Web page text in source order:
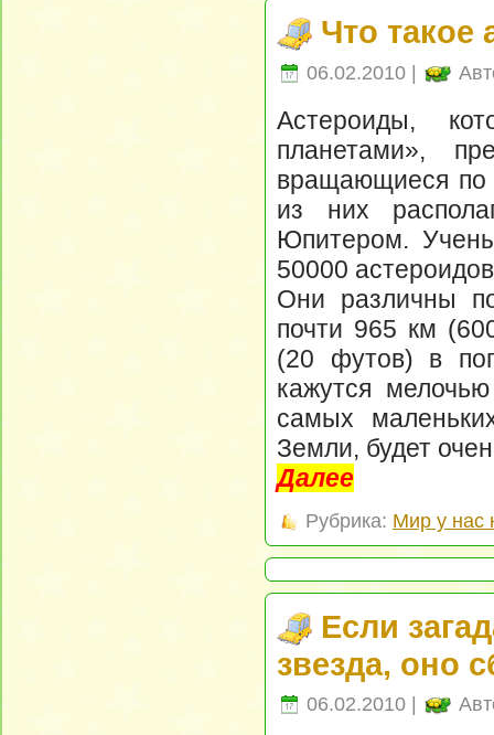
Что такое
06.02.2010 |
Астероиды,
планетами»,
вращающиеся по
из них
Юпитером.
50000
Они различны
почти 965 км
(20 футов) в
кажутся
самых
Земли, будет
Далее
Рубрика: Мир у нас
Если
звезда, оно
06.02.2010 |